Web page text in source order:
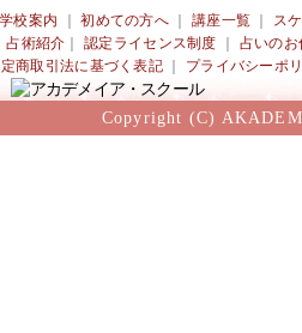
学校案内 ｜初めての方へ 講座一覧
ス
占術紹介 ｜認定ライセンス制度
占いのお
商取引法に基づく表記 プライバシーポ
Copyright (C)